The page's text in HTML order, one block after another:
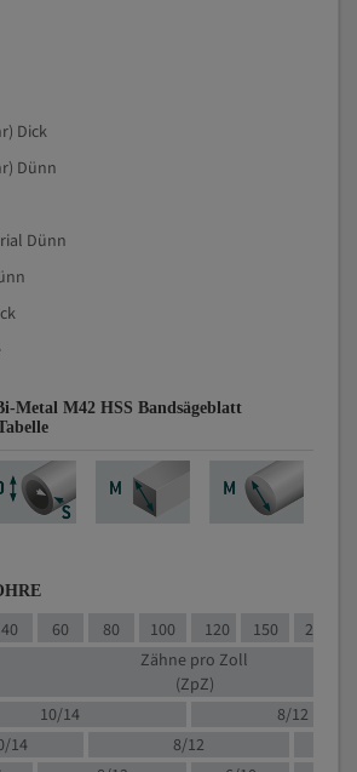
Dick
Dünn
Dünn
Metal M42 HSS Bandsägeblatt
40 60 80 100 120 150 200
Zähne pro Zoll
(ZpZ)
10/14
8/12
14 8/12